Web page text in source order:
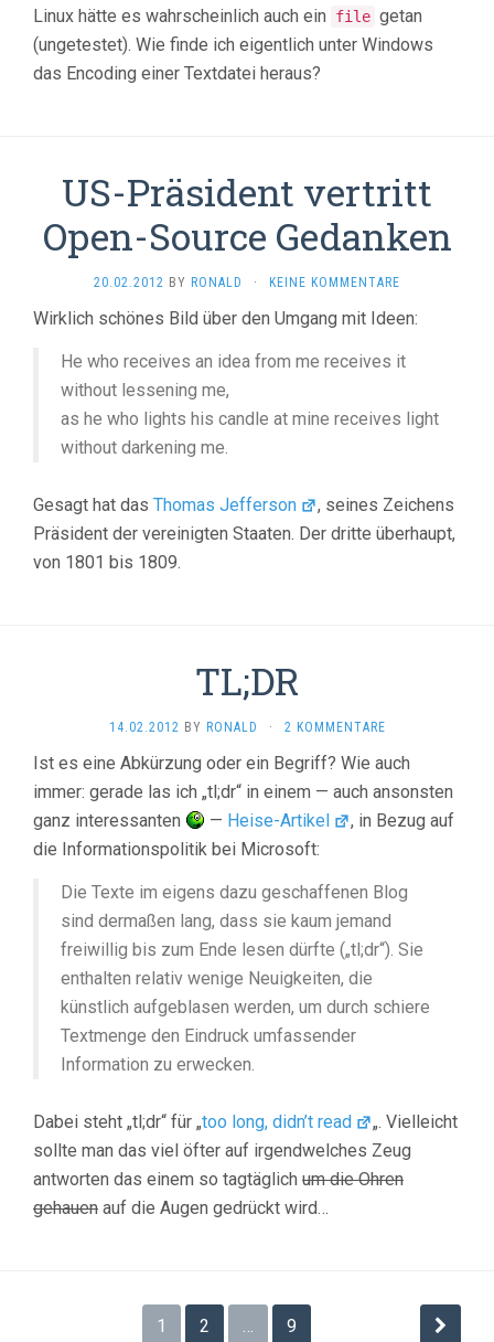
Linux hätte es wahrscheinlich auch ein
file getan
(ungetestet). Wie finde ich eigentlich unter Windows
das Encoding einer Textdatei heraus?
US-Präsident vertritt
Open-Source Gedanken
20.02.2012 BY RONALD · KEINE KOMMENTARE
Wirklich schönes Bild über den Umgang mit Ideen:
He who receives an idea from me receives it
without lessening me,
as he who lights his candle at mine receives light
without darkening me.
Gesagt hat das Thomas Jefferson
, seines Zeichens
Präsident der vereinigten Staaten. Der dritte überhaupt,
von 1801 bis 1809.
TL;DR
14.02.2012 BY RONALD · 2 KOMMENTARE
Ist es eine Abkürzung oder ein Begriff? Wie auch
immer: gerade las ich „tl;dr“ in einem — auch ansonsten
ganz interessanten
— Heise-Artikel
, in Bezug auf
die Informationspolitik bei Microsoft:
Die Texte im eigens dazu geschaffenen Blog
sind dermaßen lang, dass sie kaum jemand
freiwillig bis zum Ende lesen dürfte („tl;dr“). Sie
enthalten relativ wenige Neuigkeiten, die
künstlich aufgeblasen werden, um durch schiere
Textmenge den Eindruck umfassender
Information zu erwecken.
Dabei steht „tl;dr“ für „too long, didn’t read
„. Vielleicht
sollte man das viel öfter auf irgendwelches Zeug
antworten das einem so tagtäglich um die Ohren
gehauen auf die Augen gedrückt wird…
Seitennummerierung
1 2 … 9